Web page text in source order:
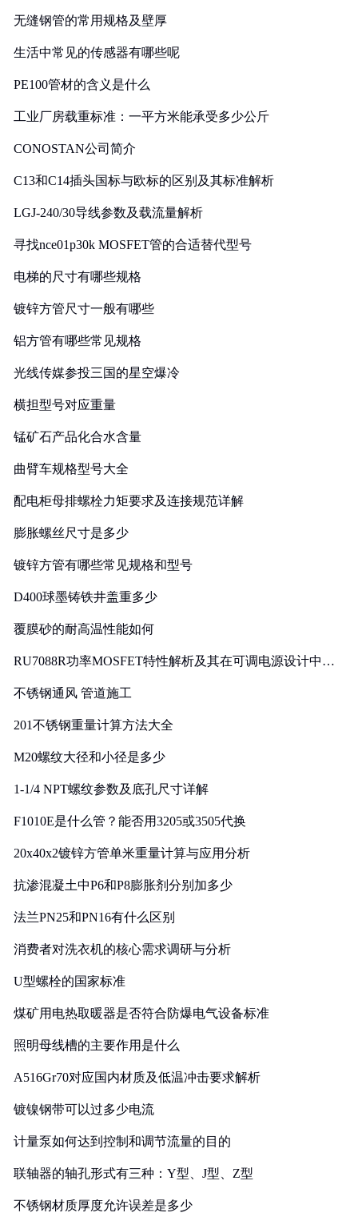
无缝钢管的常用规格及壁厚
生活中常见的传感器有哪些呢
PE100管材的含义是什么
工业厂房载重标准：一平方米能承受多少公斤
CONOSTAN公司简介
C13和C14插头国标与欧标的区别及其标准解析
LGJ-240/30导线参数及载流量解析
寻找nce01p30k MOSFET管的合适替代型号
电梯的尺寸有哪些规格
镀锌方管尺寸一般有哪些
铝方管有哪些常见规格
光线传媒参投三国的星空爆冷
横担型号对应重量
锰矿石产品化合水含量
曲臂车规格型号大全
配电柜母排螺栓力矩要求及连接规范详解
膨胀螺丝尺寸是多少
镀锌方管有哪些常见规格和型号
D400球墨铸铁井盖重多少
覆膜砂的耐高温性能如何
RU7088R功率MOSFET特性解析及其在可调电源设计中的
不锈钢通风 管道施工
201不锈钢重量计算方法大全
M20螺纹大径和小径是多少
1-1/4 NPT螺纹参数及底孔尺寸详解
F1010E是什么管？能否用3205或3505代换
20x40x2镀锌方管单米重量计算与应用分析
抗渗混凝土中P6和P8膨胀剂分别加多少
法兰PN25和PN16有什么区别
消费者对洗衣机的核心需求调研与分析
U型螺栓的国家标准
煤矿用电热取暖器是否符合防爆电气设备标准
照明母线槽的主要作用是什么
A516Gr70对应国内材质及低温冲击要求解析
镀镍钢带可以过多少电流
计量泵如何达到控制和调节流量的目的
联轴器的轴孔形式有三种：Y型、J型、Z型
不锈钢材质厚度允许误差是多少